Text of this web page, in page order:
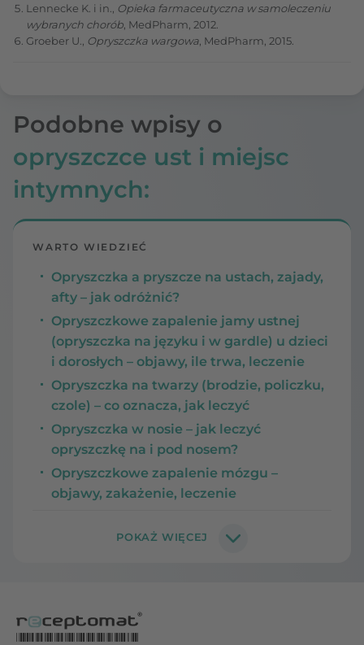
Lennecke K. i in.,
Opieka farmaceutyczna w samoleczeniu
wybranych chorób , MedPharm, 2012.
Groeber U.,
Opryszczka wargowa , MedPharm, 2015.
Podobne wpisy o
opryszczce ust i miejsc
intymnych:
WARTO WIEDZIEĆ
Opryszczka a pryszcze na ustach, zajady,
afty – jak odróżnić?
Opryszczkowe zapalenie jamy ustnej
(opryszczka na języku i w gardle) u dzieci
i dorosłych – objawy, ile trwa, leczenie
Opryszczka na twarzy (brodzie, policzku,
czole) – co oznacza, jak leczyć
Opryszczka w nosie – jak leczyć
opryszczkę na i pod nosem?
Opryszczkowe zapalenie mózgu –
objawy, zakażenie, leczenie